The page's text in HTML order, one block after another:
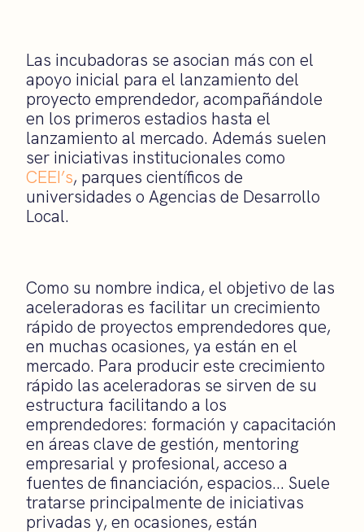
Las incubadoras se asocian más con el
apoyo inicial para el lanzamiento del
proyecto emprendedor, acompañándole
en los primeros estadios hasta el
lanzamiento al mercado. Además suelen
ser iniciativas institucionales como
CEEI’s, parques científicos de
universidades o Agencias de Desarrollo
Local.
Como su nombre indica, el objetivo de las
aceleradoras es facilitar un crecimiento
rápido de proyectos emprendedores que,
en muchas ocasiones, ya están en el
mercado. Para producir este crecimiento
rápido las aceleradoras se sirven de su
estructura facilitando a los
emprendedores: formación y capacitación
en áreas clave de gestión, mentoring
empresarial y profesional, acceso a
fuentes de financiación, espacios… Suele
tratarse principalmente de iniciativas
privadas y, en ocasiones, están